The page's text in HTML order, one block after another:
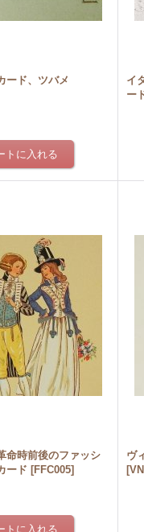
ード、ツバメ
イ
ー
命時前後のファッシ
ード [FFC005]
ヴ
[